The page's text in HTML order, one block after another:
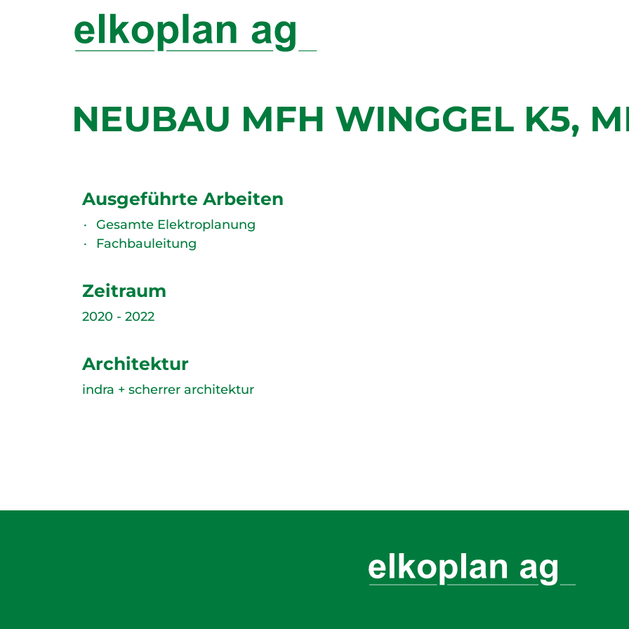
NEUBAU MFH WINGGEL K5,
Ausgeführte Arbeiten
Gesamte Elektroplanung
Fachbauleitung
Zeitraum
2020 - 2022
Architektur
indra + scherrer architektur